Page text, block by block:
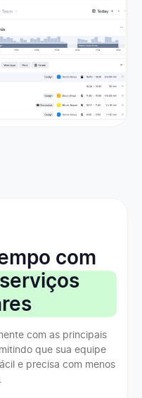
com
com as principais
que sua equipe
e precisa com menos